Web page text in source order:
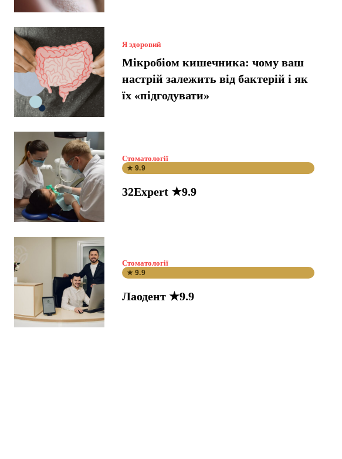
Я здоровий
Мікробіом кишечника: чому ваш
настрій залежить від бактерій і як
їх «підгодувати»
Стоматології
★ 9.9
32Expert ★9.9
Стоматології
★ 9.9
Лаодент ★9.9